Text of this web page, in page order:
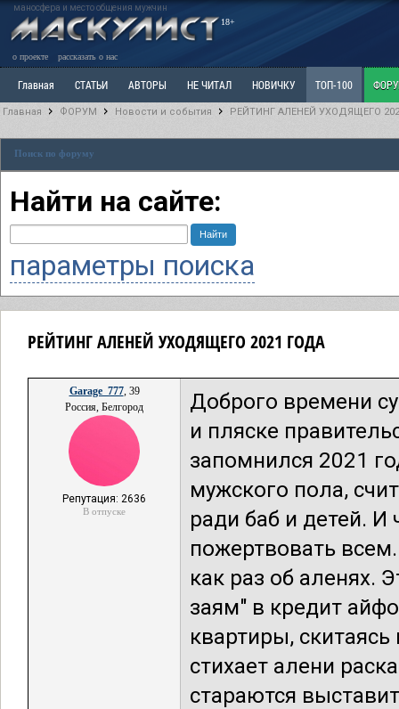
маносфера и место общения мужчин
18+
о проекте рассказать о нас
Главная СТАТЬИ АВТОРЫ НЕ ЧИТАЛ НОВИЧКУ ТОП-100
Ветка: Наболевшее. Выскажись!
РАЗДЕЛ: Разное
Главная ФОРУМ Новости и события РЕЙТИНГ АЛЕНЕЙ УХОДЯЩЕГО
Поиск по форуму
Найти на сайте:
параметры поиска
РЕЙТИНГ АЛЕНЕЙ УХОДЯЩЕГО 2021 ГОДА
Garage_777, 39
Россия, Белгород
Репутация: 2636
В отпуске
Доброго времени
и пляске
запомнился 2021
мужского пола,
ради баб и детей.
пожертвовать
как раз об аленях.
заям" в кредит
квартиры,
стихает алени
стараются